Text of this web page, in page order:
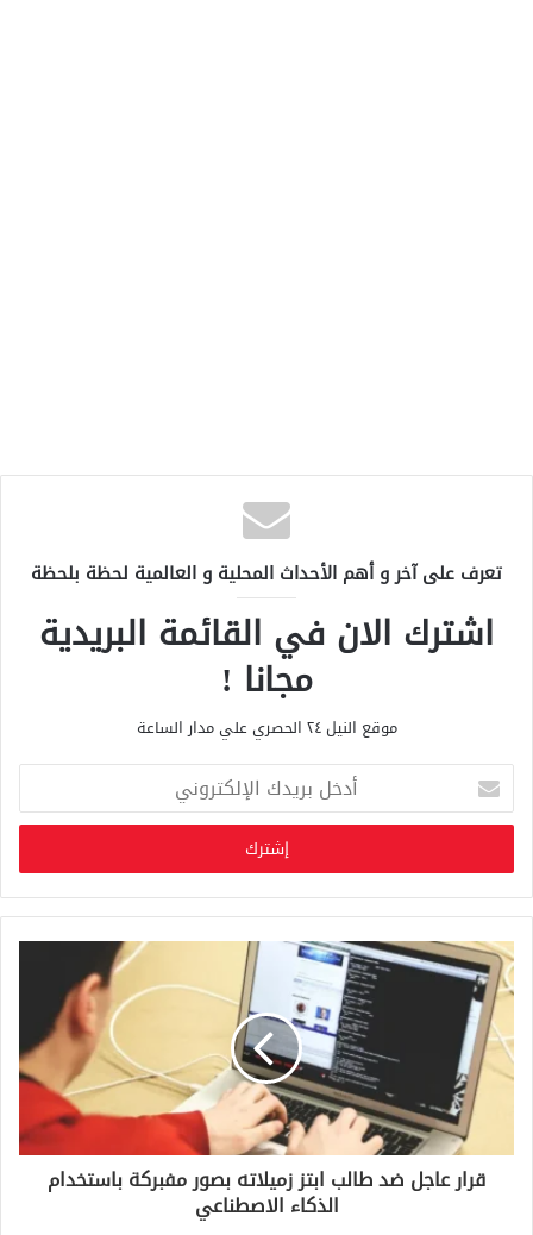
تعرف على آخر و أهم الأحداث المحلية و العالمية لحظة بلحظة
اشترك الان في القائمة البريدية
مجانا !
موقع النيل ٢٤ الحصري علي مدار الساعة
خ
ب
ر
ي
د
ك
ا
إ
ل
ر
قرار عاجل ضد طالب ابتز زميلاته بصور مفبركة باستخدام
الذكاء الاصطناعي